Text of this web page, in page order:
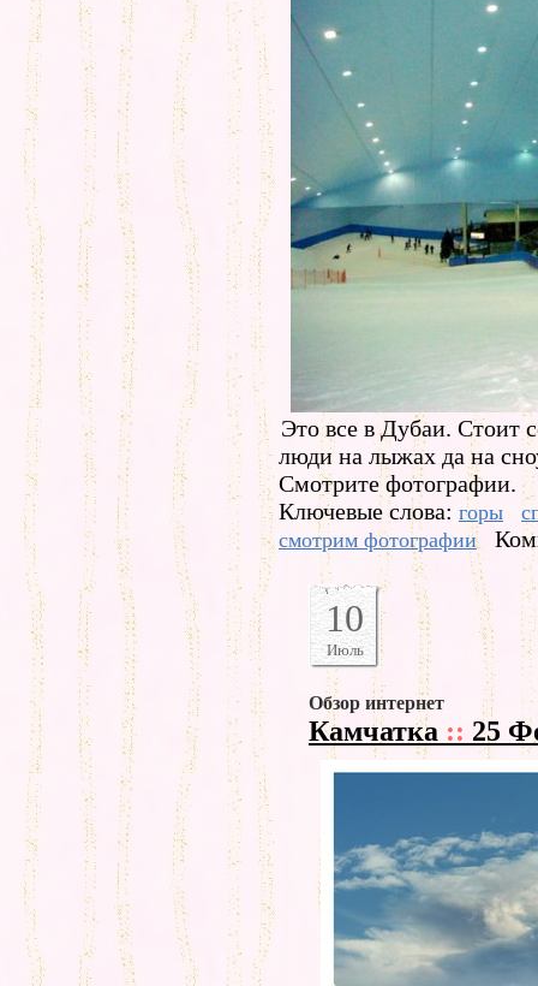
Это все в Дубаи. Стоит
люди на лыжах да на
Смотрите фотографии.
Ключевые слова: горы
смотрим фотографии
10
Июль
Обзор интернет
Камчатка :: 25